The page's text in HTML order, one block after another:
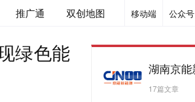
公众号
移动端
推广通 双创地图
绿色能
17篇文章